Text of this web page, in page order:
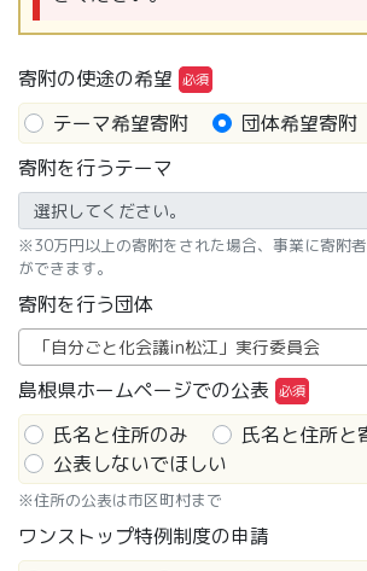
寄附の使途の希望
テーマ希望寄附
団体希望寄附
寄附を行うテーマ
※30万円以上の寄附をされた場合、事業に寄附
ができます。
寄附を行う団体
「自分ごと化会議in松江」実行委員会
島根県ホームページでの公表
氏名と住所のみ
氏名と住所と
公表しないでほしい
※住所の公表は市区町村まで
ワンストップ特例制度の申請